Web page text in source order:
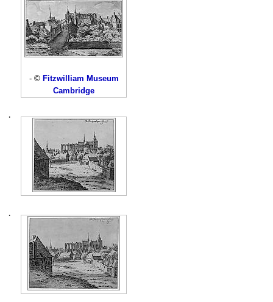
- © Fitzwilliam Museum
Cambridge
·
·